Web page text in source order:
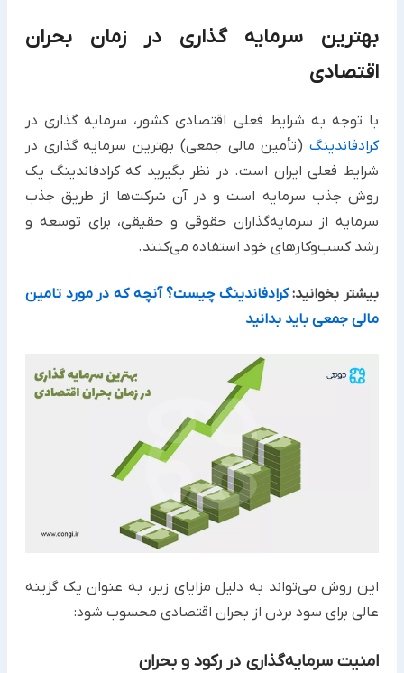
بهترین سرمایه گذاری در زمان بحران
اقتصادی
با توجه به شرایط فعلی اقتصادی کشور، سرمایه گذاری در
کرادفاندینگ (تأمین مالی جمعی) بهترین سرمایه گذاری در
شرایط فعلی ایران است. در نظر بگیرید که کرادفاندینگ یک
روش جذب سرمایه است و در آن شرکت‌ها از طریق جذب
سرمایه از سرمایه‌گذاران حقوقی و حقیقی، برای توسعه و
رشد کسب‌وکار‌های خود استفاده می‌کنند.
بیشتر بخوانید:کرادفاندینگ چیست؟ آنچه که در مورد تامین
مالی جمعی باید بدانید
این روش می‌تواند به دلیل مزایای زیر، به عنوان یک گزینه
عالی برای سود بردن از بحران اقتصادی محسوب شود:
امنیت سرمایه‌گذاری در رکود و بحران